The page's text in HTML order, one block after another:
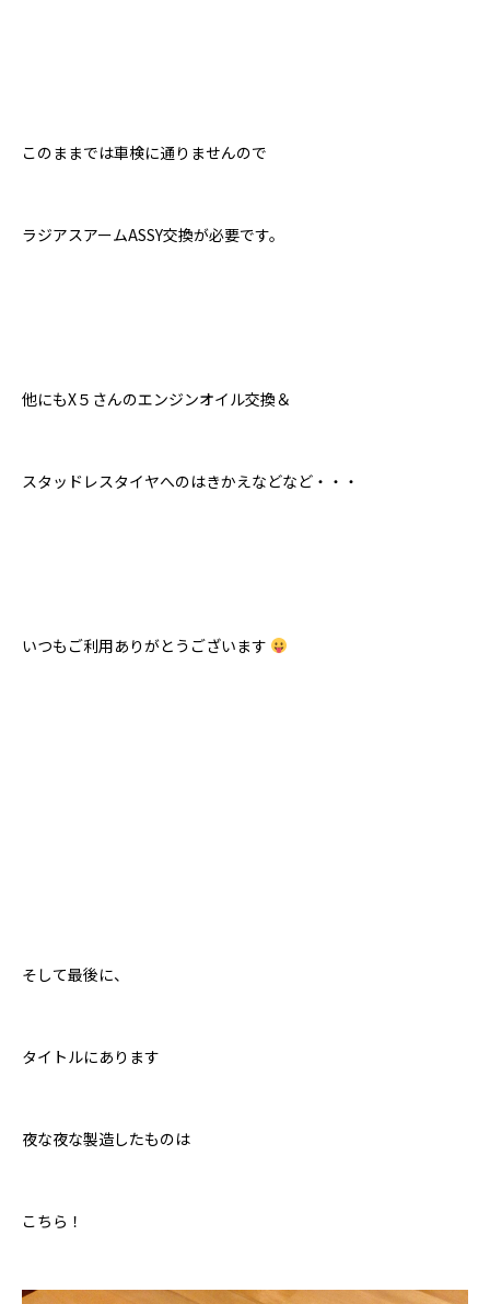
このままでは車検に通りませんので
ラジアスアームASSY交換が必要です。
他にもX５さんのエンジンオイル交換＆
スタッドレスタイヤへのはきかえなどなど・・・
いつもご利用ありがとうございます
そして最後に、
タイトルにあります
夜な夜な製造したものは
こちら！